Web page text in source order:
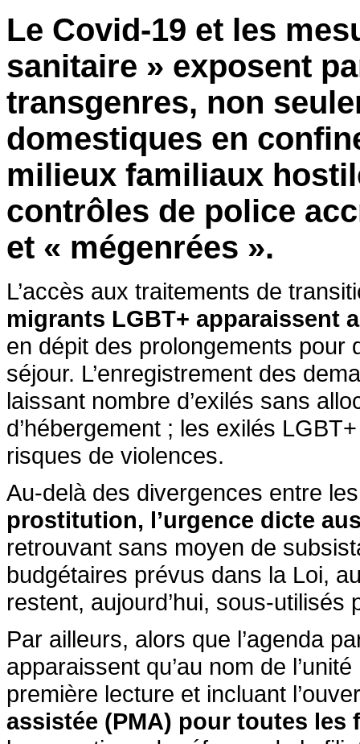
Le Covid-19 et les
sanitaire » exposent
transgenres, non
domestiques en
milieux familiaux
contrôles de police
et « mégenrées ».
L’accès aux traitements de
migrants LGBT+ apparaissent
en dépit des prolongements
séjour. L’enregistrement des
laissant nombre d’exilés sans
d’hébergement ; les exilés
risques de violences.
Au-delà des divergences entre
prostitution, l’urgence dicte
retrouvant sans moyen de
budgétaires prévus dans la Loi,
restent, aujourd’hui, sous-utilisés
Par ailleurs, alors que l’agenda
apparaissent qu’au nom de
première lecture et incluant
assistée (PMA) pour toutes les